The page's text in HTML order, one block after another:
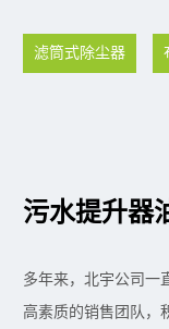
滤筒式除尘器
污水提升器
多年来，北宇公司一
高素质的销售团队，